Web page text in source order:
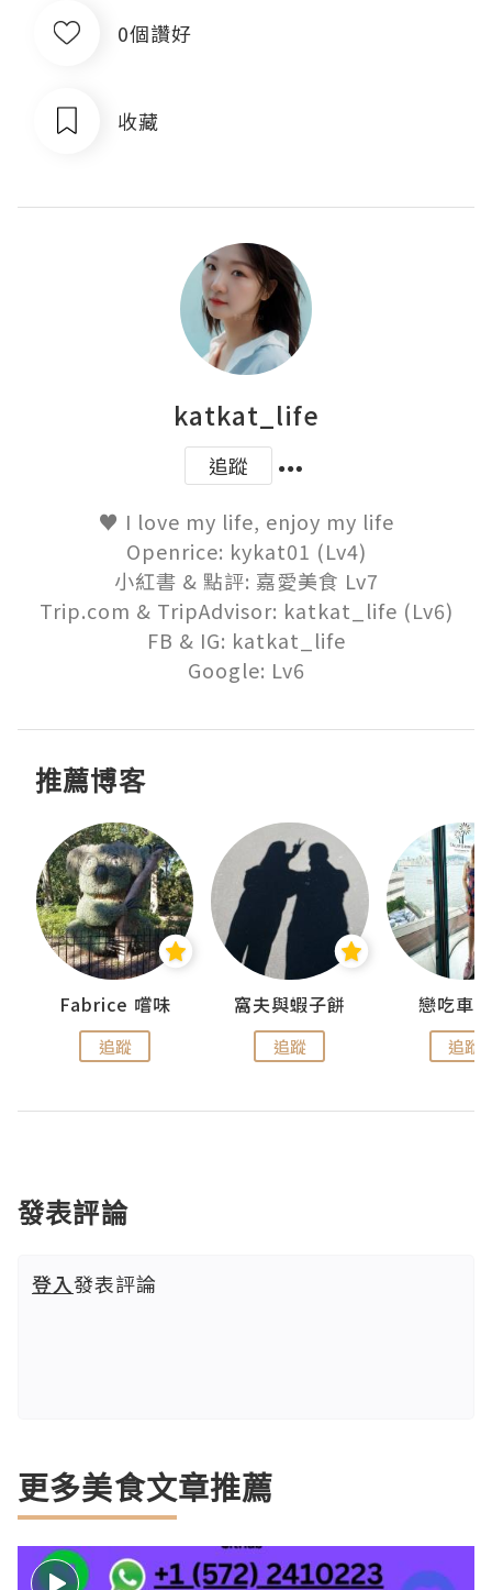
0個讚好
收藏
katkat_life
追蹤
♥ I love my life, enjoy my life
Openrice: kykat01 (Lv4)
小紅書 & 點評: 嘉愛美食 Lv7
Trip.com & TripAdvisor: katkat_life (Lv6)
FB & IG: katkat_life
Google: Lv6
推薦博客
Fabrice 嚐味
追蹤
窩夫與蝦子餅
追蹤
戀吃車
追蹤
發表評論
登入發表評論
更多美食文章推薦